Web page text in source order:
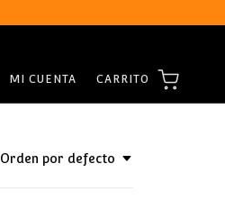
MI CUENTA CARRITO
Orden por defecto